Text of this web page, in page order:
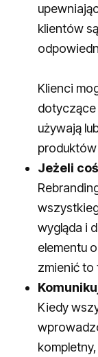
klientów
Klienci
dotyczące
używają
produktów
Jeżeli
wygląda i
elementu
zmienić to
Kiedy